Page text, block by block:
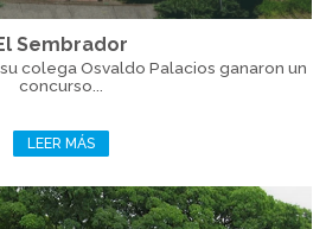
Sembrador
colega Osvaldo Palacios ganaron un
concurso...
LEER MÁS